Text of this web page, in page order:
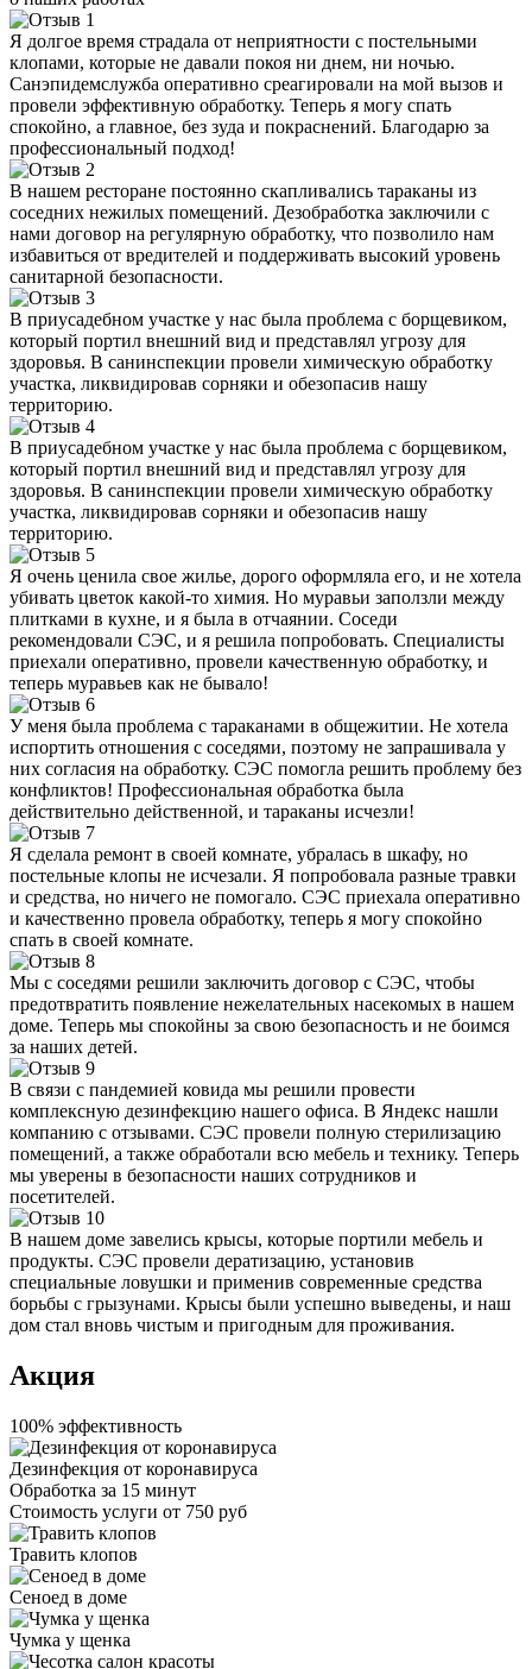
Я долгое время страдала от неприятности с постельными
клопами, которые не давали покоя ни днем, ни ночью.
Санэпидемслужба оперативно среагировали на мой вызов и
провели эффективную обработку. Теперь я могу спать
спокойно, а главное, без зуда и покраснений. Благодарю за
профессиональный подход!
В нашем ресторане постоянно скапливались тараканы из
соседних нежилых помещений. Дезобработка заключили с
нами договор на регулярную обработку, что позволило нам
избавиться от вредителей и поддерживать высокий уровень
санитарной безопасности.
В приусадебном участке у нас была проблема с борщевиком,
который портил внешний вид и представлял угрозу для
здоровья. В санинспекции провели химическую обработку
участка, ликвидировав сорняки и обезопасив нашу
территорию.
В приусадебном участке у нас была проблема с борщевиком,
который портил внешний вид и представлял угрозу для
здоровья. В санинспекции провели химическую обработку
участка, ликвидировав сорняки и обезопасив нашу
территорию.
Я очень ценила свое жилье, дорого оформляла его, и не хотела
убивать цветок какой-то химия. Но муравьи заползли между
плитками в кухне, и я была в отчаянии. Соседи
рекомендовали СЭС, и я решила попробовать. Специалисты
приехали оперативно, провели качественную обработку, и
теперь муравьев как не бывало!
У меня была проблема с тараканами в общежитии. Не хотела
испортить отношения с соседями, поэтому не запрашивала у
них согласия на обработку. СЭС помогла решить проблему без
конфликтов! Профессиональная обработка была
действительно действенной, и тараканы исчезли!
Я сделала ремонт в своей комнате, убралась в шкафу, но
постельные клопы не исчезали. Я попробовала разные травки
и средства, но ничего не помогало. СЭС приехала оперативно
и качественно провела обработку, теперь я могу спокойно
спать в своей комнате.
Мы с соседями решили заключить договор с СЭС, чтобы
предотвратить появление нежелательных насекомых в нашем
доме. Теперь мы спокойны за свою безопасность и не боимся
за наших детей.
В связи с пандемией ковида мы решили провести
комплексную дезинфекцию нашего офиса. В Яндекс нашли
компанию с отзывами. СЭС провели полную стерилизацию
помещений, а также обработали всю мебель и технику. Теперь
мы уверены в безопасности наших сотрудников и
посетителей.
В нашем доме завелись крысы, которые портили мебель и
продукты. СЭС провели дератизацию, установив
специальные ловушки и применив современные средства
борьбы с грызунами. Крысы были успешно выведены, и наш
дом стал вновь чистым и пригодным для проживания.
Акция
100% эффективность
Дезинфекция от коронавируса
Обработка за 15 минут
Стоимость услуги от 750 руб
Травить клопов
Сеноед в доме
Чумка у щенка